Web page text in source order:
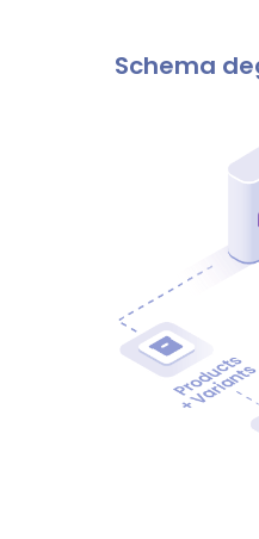
Schema